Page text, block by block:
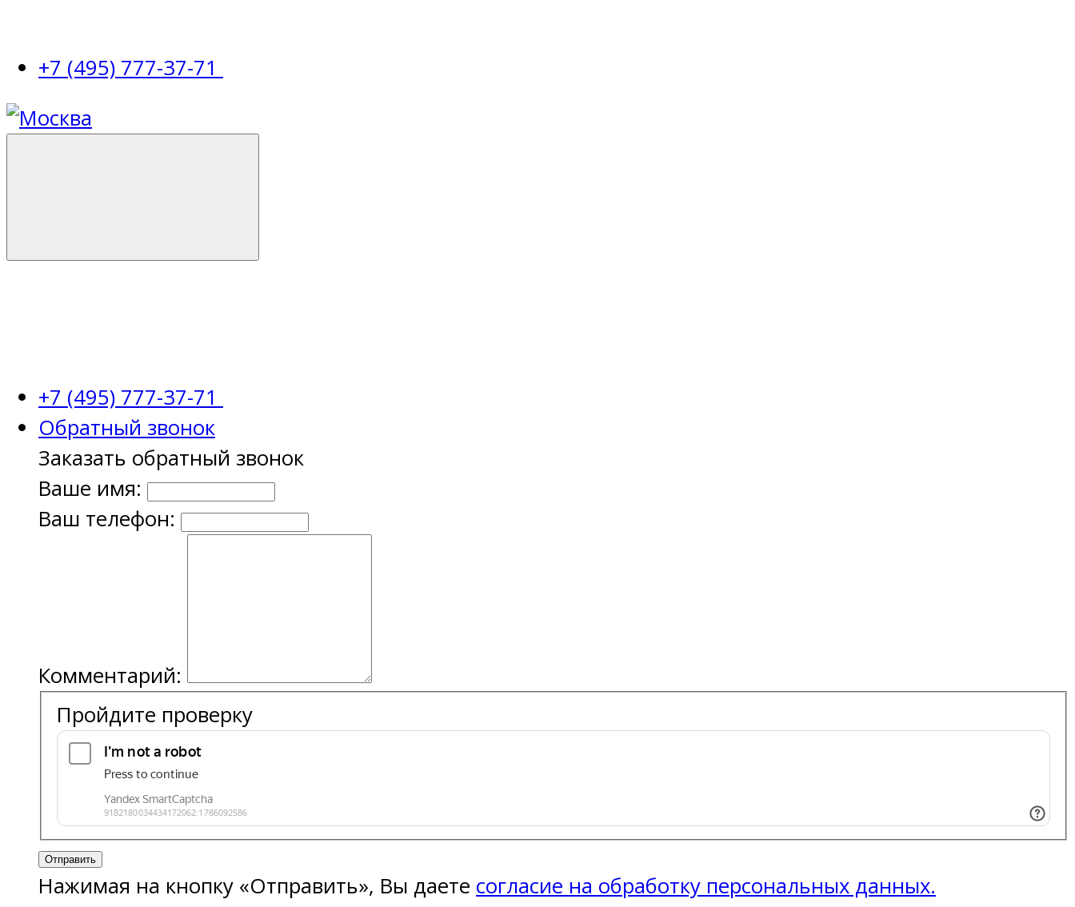
+7 (495) 777-37-71
+7 (495) 777-37-71
Обратный звонок
Заказать обратный звонок
Ваше имя:
Ваш телефон:
Комментарий:
Пройдите проверку
Отправить
Нажимая на кнопку «Отправить», Вы даете согласие на обработку персональных данных.